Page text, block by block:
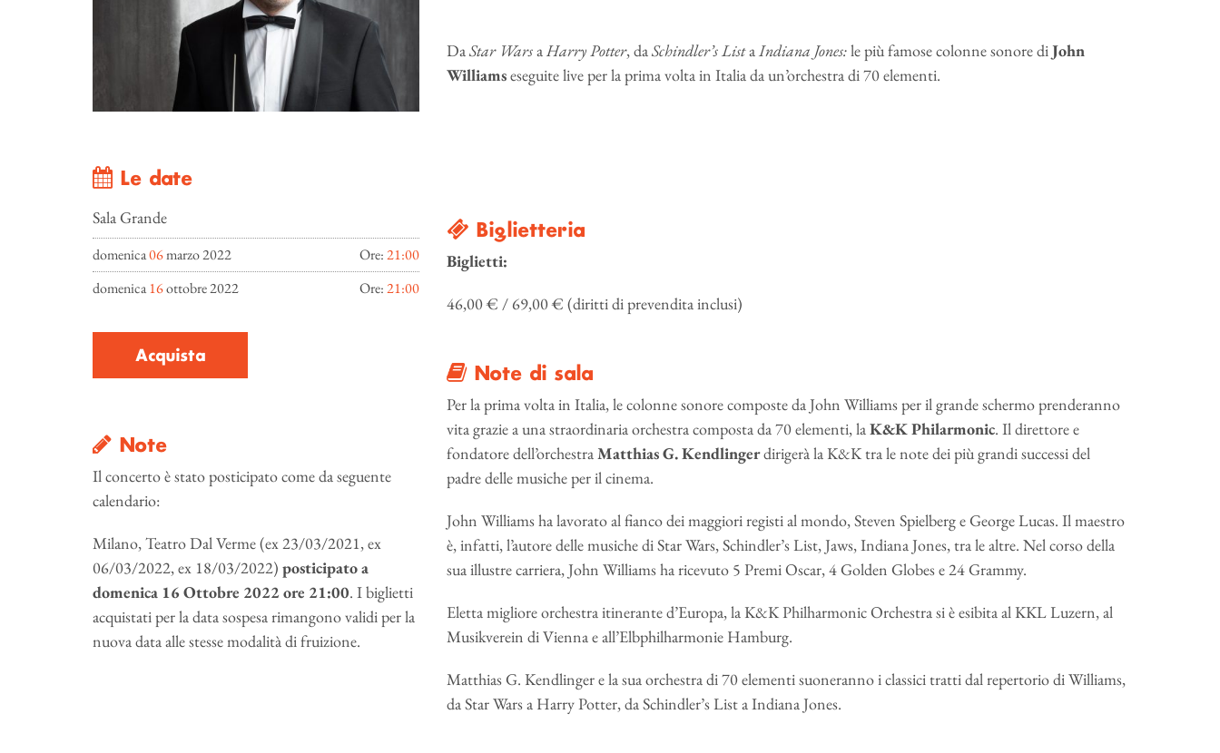
Le date
Sala Grande
domenica06marzo 2022 Ore:21:00
domenica16ottobre 2022 Ore:21:00
Acquista
Note
Il concerto è stato posticipato come da seguente
calendario:
Milano, Teatro Dal Verme (ex 23/03/2021, ex
06/03/2022, ex 18/03/2022) posticipato a
domenica 16 Ottobre 2022 ore 21:00. I biglietti
acquistati per la data sospesa rimangono validi per la
nuova data alle stesse modalità di fruizione.
DaStar WarsaHarry Potter, daSchindler’s ListaIndiana Jones:le più famose colonne sonore diJohn
Williamseseguite live per la prima volta in Italia da un’orchestra di 70 elementi.
Biglietteria
Biglietti:
46,00 € / 69,00 € (diritti di prevendita inclusi)
Note di sala
Per la prima volta in Italia, le colonne sonore composte da John Williams per il grande schermo prenderanno
vita grazie a una straordinaria orchestra composta da 70 elementi, laK&K Philarmonic. Il direttore e
fondatore dell’orchestraMatthias G. Kendlingerdirigerà la K&K tra le note dei più grandi successi del
padre delle musiche per il cinema.
John Williams ha lavorato al fianco dei maggiori registi al mondo, Steven Spielberg e George Lucas. Il maestro
è, infatti, l’autore delle musiche di Star Wars, Schindler’s List, Jaws, Indiana Jones, tra le altre. Nel corso della
sua illustre carriera, John Williams ha ricevuto 5 Premi Oscar, 4 Golden Globes e 24 Grammy.
Eletta migliore orchestra itinerante d’Europa, la K&K Philharmonic Orchestra si è esibita al KKL Luzern, al
Musikverein di Vienna e all’Elbphilharmonie Hamburg.
Matthias G. Kendlinger e la sua orchestra di 70 elementi suoneranno i classici tratti dal repertorio di Williams,
da Star Wars a Harry Potter, da Schindler’s List a Indiana Jones.